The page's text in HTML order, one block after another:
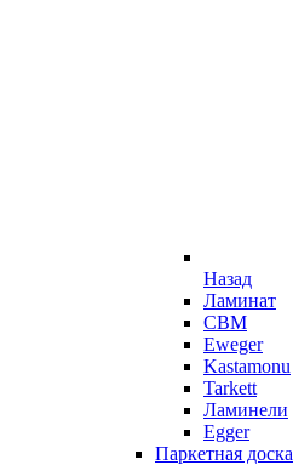
Назад
Ламинат
CBM
Eweger
Kastamonu
Tarkett
Ламинели
Egger
Паркетная доска